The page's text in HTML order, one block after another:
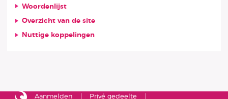
Woordenlijst
Overzicht van de site
Nuttige koppelingen
Aanmelden
Privé gedeelte